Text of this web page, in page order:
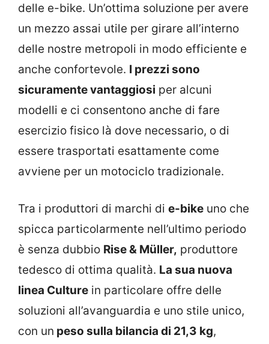
delle e-bike. Un’ottima soluzione per avere
un mezzo assai utile per girare all’interno
delle nostre metropoli in modo efficiente e
anche confortevole. I prezzi sono
sicuramente vantaggiosi per alcuni
modelli e ci consentono anche di fare
esercizio fisico là dove necessario, o di
essere trasportati esattamente come
avviene per un motociclo tradizionale.
Tra i produttori di marchi di e-bike uno che
spicca particolarmente nell’ultimo periodo
è senza dubbio Rise & Müller, produttore
tedesco di ottima qualità. La sua nuova
linea Culture in particolare offre delle
soluzioni all’avanguardia e uno stile unico,
con un peso sulla bilancia di 21,3 kg,